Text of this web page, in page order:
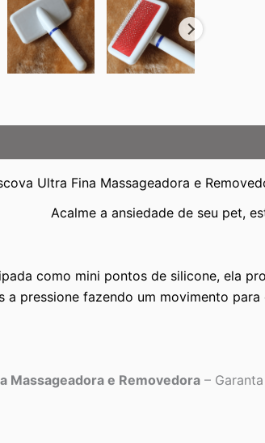
Ultra Fina Massageadora e
Acalme a ansiedade de seu pet,
como mini pontos de silicone, ela
a pressione fazendo um movimento
Massageadora e Removedora –